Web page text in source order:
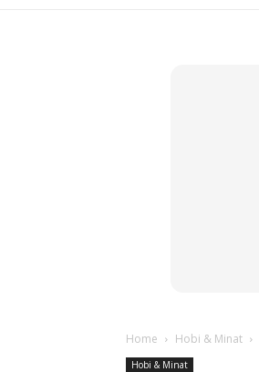
Home Hobi & Minat
Hobi & Minat